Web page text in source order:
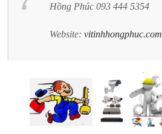
Hồng Phúc 093 444 5354
Website: vitinhhongphuc.com